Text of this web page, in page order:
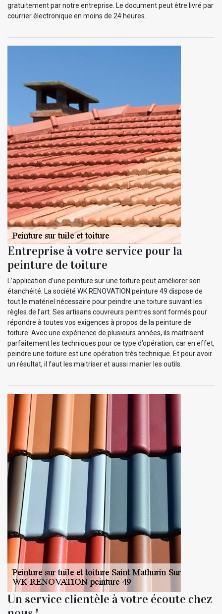
gratuitement par notre entreprise. Le document peut être livré par
courrier électronique en moins de 24 heures.
Entreprise à votre service pour la
peinture de toiture
L’application d’une peinture sur une toiture peut améliorer son
étanchéité. La société WK RENOVATION peinture 49 dispose de
tout le matériel nécessaire pour peindre une toiture suivant les
règles de l’art. Ses artisans couvreurs peintres sont formés pour
répondre à toutes vos exigences à propos de la peinture de
toiture. Avec une expérience de plusieurs années, ils maitrisent
parfaitement les techniques pour ce type d’opération, car en effet,
peindre une toiture est une opération très technique. Et pour avoir
un résultat, il faut les maitriser et aussi manier les outils.
Un service clientèle à votre écoute chez